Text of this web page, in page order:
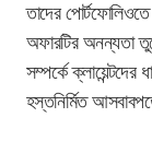
তাদের
অফারটির অনন্যতা
সম্পর্কে
হস্তনির্মিত